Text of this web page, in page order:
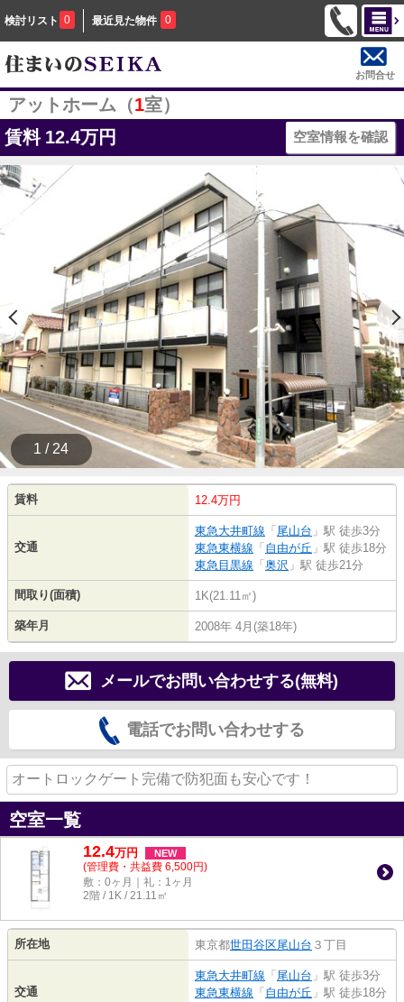
検討リスト 0 最近見た物件 0
お問合せ
アットホーム（1室）
賃料 12.4万円 空室情報を確認
1 / 24
賃料 12.4万円
交通
東急大井町線 「 尾山台 」駅 徒歩3分
東急東横線 「 自由が丘 」駅 徒歩18分
東急目黒線 「 奥沢 」駅 徒歩21分
間取り(面積) 1K(21.11㎡)
築年月 2008年 4月(築18年)
メールでお問い合わせする(無料)
電話でお問い合わせする
オートロックゲート完備で防犯面も安心です！
空室一覧
12.4万円 NEW
(管理費・共益費 6,500円)
敷：0ヶ月｜礼：1ヶ月
2階 / 1K / 21.11㎡
所在地 東京都世田谷区尾山台 ３丁目
交通
東急大井町線 「 尾山台 」駅 徒歩3分
東急東横線 「 自由が丘 」駅 徒歩18分